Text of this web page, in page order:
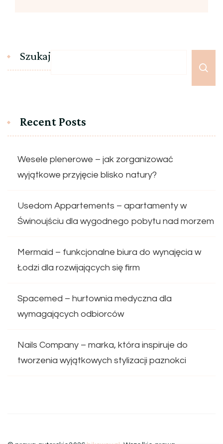
Szukaj
Recent Posts
Wesele plenerowe – jak zorganizować
wyjątkowe przyjęcie blisko natury?
Usedom Appartements – apartamenty w
Świnoujściu dla wygodnego pobytu nad morzem
Mermaid – funkcjonalne biura do wynajęcia w
Łodzi dla rozwijających się firm
Spacemed – hurtownia medyczna dla
wymagających odbiorców
Nails Company – marka, która inspiruje do
tworzenia wyjątkowych stylizacji paznokci